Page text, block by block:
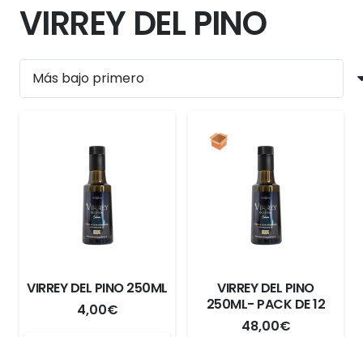
VIRREY DEL PINO
VIRREY DEL PINO 250ML
4,00€
VIRREY DEL PINO
250ML- PACK DE 12
48,00€